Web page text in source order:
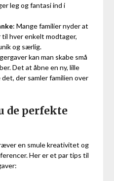
leg og fantasi ind i
: Mange familier nyder at
hver enkelt modtager,
og særlig.
kan man skabe små
Det at åbne en ny, lille
der samler familien over
de perfekte
en smule kreativitet og
Her er et par tips til